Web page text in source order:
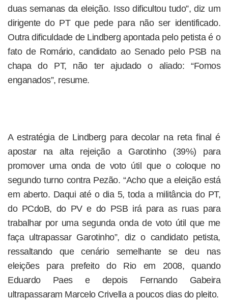
duas semanas da eleição. Isso dificultou tudo”, diz um
dirigente do PT que pede para não ser identificado.
Outra dificuldade de Lindberg apontada pelo petista é o
fato de Romário, candidato ao Senado pelo PSB na
chapa do PT, não ter ajudado o aliado: “Fomos
enganados”, resume.
A estratégia de Lindberg para decolar na reta final é
apostar na alta rejeição a Garotinho (39%) para
promover uma onda de voto útil que o coloque no
segundo turno contra Pezão. “Acho que a eleição está
em aberto. Daqui até o dia 5, toda a militância do PT,
do PCdoB, do PV e do PSB irá para as ruas para
trabalhar por uma segunda onda de voto útil que me
faça ultrapassar Garotinho”, diz o candidato petista,
ressaltando que cenário semelhante se deu nas
eleições para prefeito do Rio em 2008, quando
Eduardo Paes e depois Fernando Gabeira
ultrapassaram Marcelo Crivella a poucos dias do pleito.